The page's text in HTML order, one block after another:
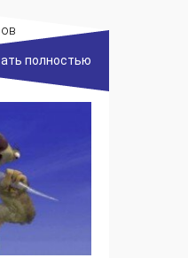
полностью